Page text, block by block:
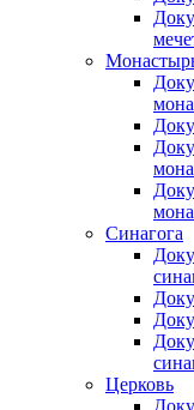
Синагога
Церковь